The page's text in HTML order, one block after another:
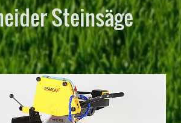
Steinsäge